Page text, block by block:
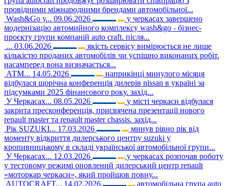
провідними міжнародними брендами автомобільної...
Wash&Go у... 09.06.2026
у черкасах завершено
модернізацію автомийного комплексу wash&go - бізнес-
проєкту групи компаній auto craft. після...
... 03.06.2026
якість сервісу вимірюється не лише
кількістю проданих автомобілів чи успішно виконаних робіт.
насамперед вона визначається...
АТМ... 14.05.2026
наприкінці минулого місяця
відбулася щорічна конференція дилерів nissan в україні за
підсумками 2025 фінансового року. захід...
У Черкасах... 08.05.2026
у місті черкаси відбулася
закрита пресконференція, присвячена презентації нового
renault master та renault master chassis. захід...
Рік SUZUKI... 17.03.2026
минув рівно рік від
моменту відкриття дилерського центру suzuki у
кропивницькому в складі української автомобільної групи...
У Черкасах... 12.03.2026
у черкасах розпочав роботу
у тестовому режимі оновлений дилерський центр renault
«моторкар черкаси», який пройшов повну...
AUTOCRAFT... 14.02.2026
автомобільна група auto